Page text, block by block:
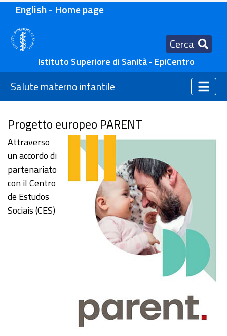
English - Home page
Cerca
Istituto Superiore di Sanità - EpiCentro
Salute materno infantile
Progetto europeo PARENT
Attraverso
un accordo di
partenariato
con il Centro
de Estudos
Sociais (CES)